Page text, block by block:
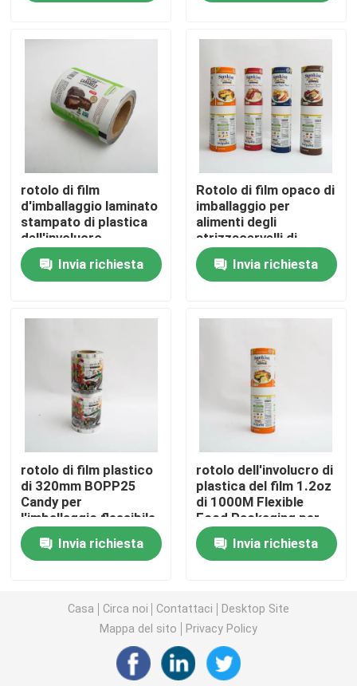
Controllo di qualità
Contattaci
Tutti i casi
borse di imballaggio per alimenti
Borse d'imballaggio del caffè
Borsa d'imballaggio dell'alimento per animali
Stia sul sacchetto
Film di imballaggio per alimenti
Imballaggio per alimenti del sacchetto riciclabile
Film stampato di rivestimento
Film di imballaggio di plastica
rotolo di film
d'imballaggio laminato
stampato di plastica
dell'involucro
dell'alimento del PE
1.8oz di 250mm
Invia richiesta
Rotolo di film opaco di
imballaggio per
alimenti degli
strizzacervelli di
calore a 17,71 pollici
per i biscotti matti
dello spuntino
Invia richiesta
rotolo di film plastico
di 320mm BOPP25
Candy per
l'imballaggio flessibile
a più strati del film di
imballaggio per
alimenti
Invia richiesta
rotolo dell'involucro di
plastica del film 1.2oz
di 1000M Flexible
Food Packaging per
imballaggio per i chip
della frutta della
miscela
Invia richiesta
Casa Circa noi Contattaci
Desktop Site
Mappa del sito
Privacy Policy